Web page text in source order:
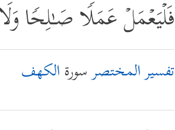
فَلۡیَعۡمَلۡ عَمَلࣰا صَـٰلِحࣰا
تفسير المختصرسورةالكهف